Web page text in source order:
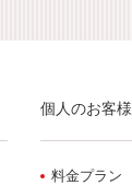
個人のお客様
料金プラン